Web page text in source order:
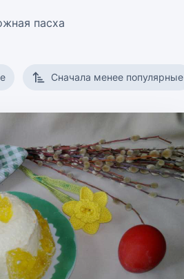
пасха
Сначала менее популярные